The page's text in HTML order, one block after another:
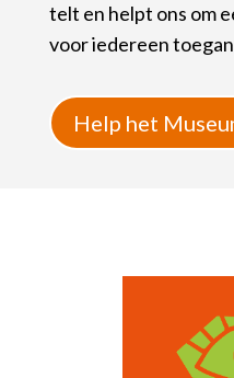
telt en helpt ons om
voor iedereen
Help het